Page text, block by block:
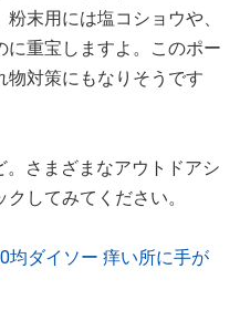
末用には塩コショウや、
に重宝しますよ。このポー
物対策にもなりそうです
。さまざまなアウトドアシ
してみてください。
均ダイソー 痒い所に手が